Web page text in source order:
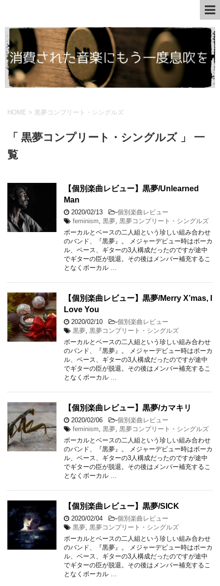
HOME > 黒夢コンプリート・シングルズ
「 黒夢コンプリート・シングルズ 」 一
覧
【個別楽曲レビュー】黒夢/Unlearned
Man
2020/02/13 -個別楽曲レビュー
feminism, 黒夢, 黒夢コンプリート・シングルズ
ボーカルとベースの二人組という珍しい組み合わせ
のバンド、『黒夢』。 メジャーデビュー時はボーカ
ル、ベース、ギターの3人構成だったのですが途中
でギターの臣が脱退。その後はメンバー補充するこ
となくボーカル …
【個別楽曲レビュー】黒夢/Merry X’mas, I
Love You
2020/02/10 -個別楽曲レビュー
黒夢, 黒夢コンプリート・シングルズ
ボーカルとベースの二人組という珍しい組み合わせ
のバンド、『黒夢』。 メジャーデビュー時はボーカ
ル、ベース、ギターの3人構成だったのですが途中
でギターの臣が脱退。その後はメンバー補充するこ
となくボーカル …
【個別楽曲レビュー】黒夢/カマキリ
2020/02/06 -個別楽曲レビュー
feminism, 黒夢, 黒夢コンプリート・シングルズ
ボーカルとベースの二人組という珍しい組み合わせ
のバンド、『黒夢』。 メジャーデビュー時はボーカ
ル、ベース、ギターの3人構成だったのですが途中
でギターの臣が脱退。その後はメンバー補充するこ
となくボーカル …
【個別楽曲レビュー】黒夢/SICK
2020/02/04 -個別楽曲レビュー
黒夢, 黒夢コンプリート・シングルズ
ボーカルとベースの二人組という珍しい組み合わせ
のバンド、『黒夢』。 メジャーデビュー時はボーカ
ル、ベース、ギターの3人構成だったのですが途中
でギターの臣が脱退。その後はメンバー補充するこ
となくボーカル …